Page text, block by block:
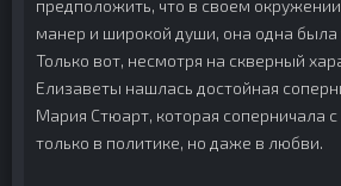
предположить, что в своем
манер и широкой души, она одна была
Только вот, несмотря на скверный
Елизаветы нашлась достойная
Мария Стюарт, которая соперничала
только в политике, но даже в любви.